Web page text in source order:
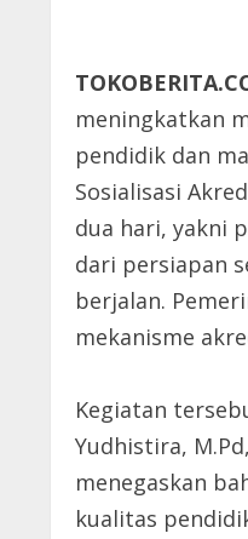
meningkatkan
pendidik dan
Sosialisasi
dua hari, yakni
dari persiapan
berjalan.
mekanisme
Kegiatan
Yudhistira,
menegaskan
kualitas